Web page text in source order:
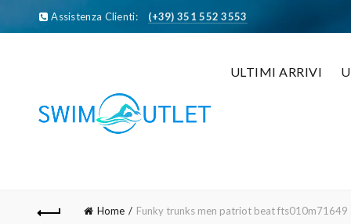
Assistenza Clienti: (+39) 351 552 3553
ULTIMI ARRIVI
Home Funky trunks men patriot beat fts010m71649